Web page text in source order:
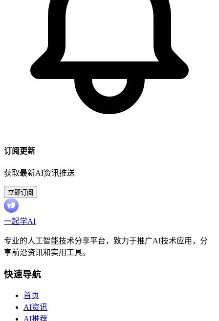
订阅更新
获取最新AI资讯推送
立即订阅
一起学AI
专业的人工智能技术分享平台，致力于推广AI技术应用，分
享前沿资讯和实用工具。
快速导航
首页
AI资讯
AI推荐